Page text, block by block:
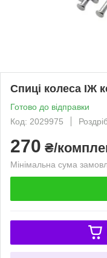
Спиці колеса ІЖ
Готово до відправки
Код: 2029975
270 ₴/
Мінімальна сума